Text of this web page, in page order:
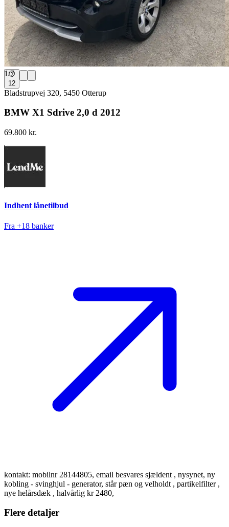
1/7
12
Bladstrupvej 320, 5450 Otterup
BMW X1 Sdrive 2,0 d 2012
69.800 kr.
Indhent lånetilbud
Fra +18 banker
kontakt: mobilnr 28144805, email besvares sjældent , nysynet, ny
kobling - svinghjul - generator, står pæn og velholdt , partikelfilter ,
nye helårsdæk , halvårlig kr 2480,
Flere detaljer